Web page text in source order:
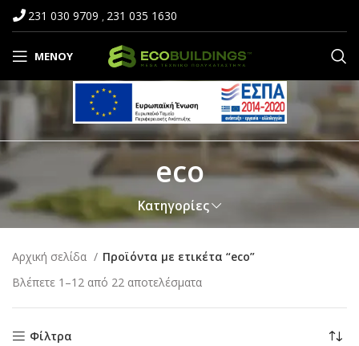
231 030 9709 , 231 035 1630
ΜΕΝΟΎ
eco
Κατηγορίες
Αρχική σελίδα
Προϊόντα με ετικέτα “eco”
Βλέπετε 1–12 από 22 αποτελέσματα
Φίλτρα